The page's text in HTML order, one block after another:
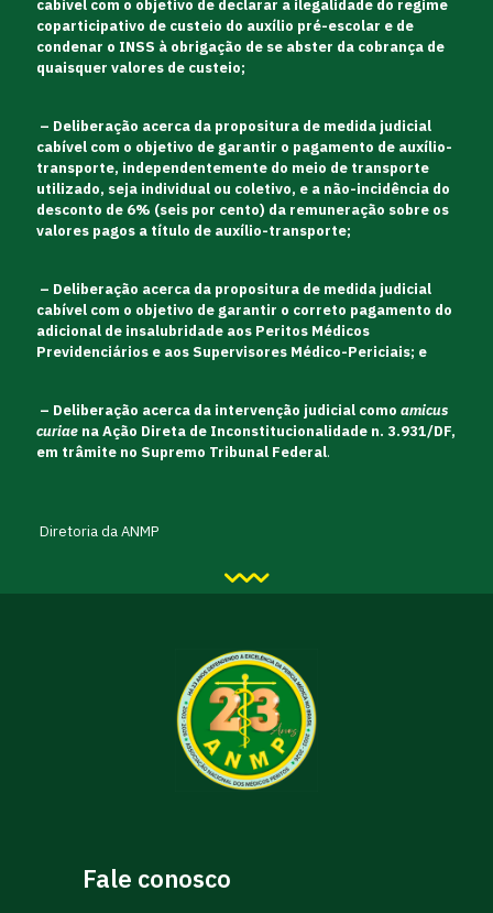
cabível com o objetivo de declarar a ilegalidade do regime
coparticipativo de custeio do auxílio pré-escolar e de
condenar o INSS à obrigação de se abster da cobrança de
quaisquer valores de custeio;
– Deliberação acerca da propositura de medida judicial
cabível com o objetivo de garantir o pagamento de auxílio-
transporte, independentemente do meio de transporte
utilizado, seja individual ou coletivo, e a não-incidência do
desconto de 6% (seis por cento) da remuneração sobre os
valores pagos a título de auxílio-transporte;
– Deliberação acerca da propositura de medida judicial
cabível com o objetivo de garantir o correto pagamento do
adicional de insalubridade aos Peritos Médicos
Previdenciários e aos Supervisores Médico-Periciais; e
– Deliberação acerca da intervenção judicial como amicus
curiae na Ação Direta de Inconstitucionalidade n. 3.931/DF,
em trâmite no Supremo Tribunal Federal.
Diretoria da ANMP
Fale conosco